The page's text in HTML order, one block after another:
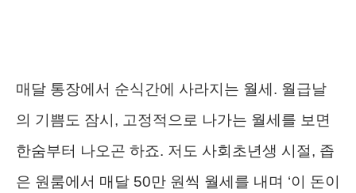
매달 통장에서 순식간에 사라지는 월세. 월급날
의 기쁨도 잠시, 고정적으로 나가는 월세를 보면
한숨부터 나오곤 하죠. 저도 사회초년생 시절, 좁
은 원룸에서 매달 50만 원씩 월세를 내며 ‘이 돈이